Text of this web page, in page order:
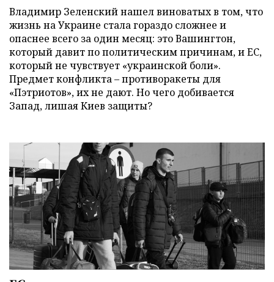
Владимир Зеленский нашел виноватых в том, что
жизнь на Украине стала гораздо сложнее и
опаснее всего за один месяц: это Вашингтон,
который давит по политическим причинам, и ЕС,
который не чувствует «украинской боли».
Предмет конфликта – противоракеты для
«Пэтриотов», их не дают. Но чего добивается
Запад, лишая Киев защиты?